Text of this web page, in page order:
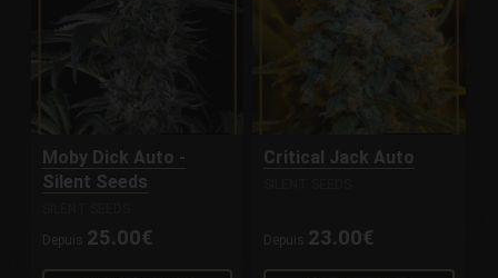
Moby Dick Auto -
Silent Seeds
Depuis 25.00€
Critical Jack Auto
Depuis 23.00€